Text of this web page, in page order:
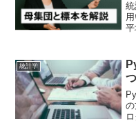
(
統計学